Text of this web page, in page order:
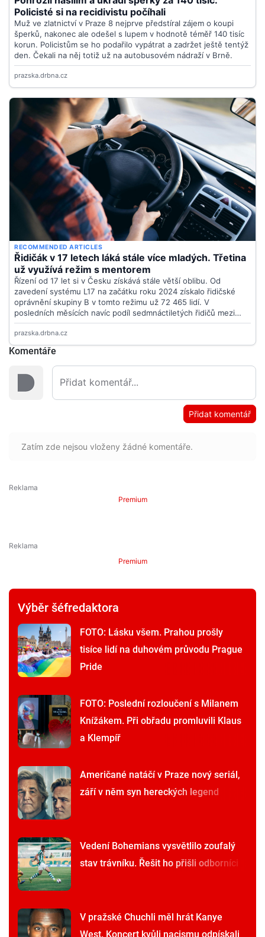
Komentáře
Přidat komentář
Zatím zde nejsou vloženy žádné komentáře.
Premium
Premium
Výběr šéfredaktora
FOTO: Lásku všem. Prahou prošly
tisíce lidí na duhovém průvodu Prague
Pride
FOTO: Poslední rozloučení s Milanem
Knížákem. Při obřadu promluvili Klaus
a Klempíř
Američané natáčí v Praze nový seriál,
září v něm syn hereckých legend
Vedení Bohemians vysvětlilo zoufalý
stav trávníku. Řešit ho přišli odborníci
V pražské Chuchli měl hrát Kanye
West. Koncert kvůli nacismu odpískali